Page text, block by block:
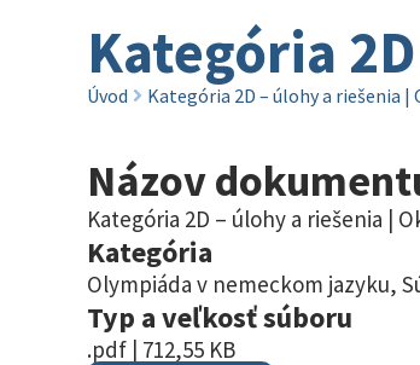
Kategória
Úvod Kategória 2D – úlohy a riešenia |
Názov
Kategória 2D – úlohy a riešenia |
Kategória
Olympiáda v nemeckom jazyku,
Typ a veľkosť súboru
.pdf | 712,55 KB